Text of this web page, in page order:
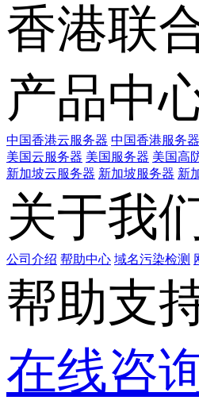
香港联
产品中
中国香港云服务器 中国香港服务器
美国云服务器 美国服务器 美国高
新加坡云服务器 新加坡服务器 新
关于我
公司介绍 帮助中心 域名污染检测
帮助支
在线咨